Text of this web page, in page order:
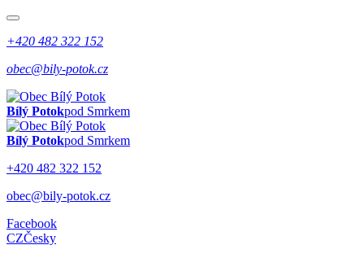
+420 482 322 152
obec@bily-potok.cz
Bílý Potokpod Smrkem
Bílý Potokpod Smrkem
+420 482 322 152
obec@bily-potok.cz
Facebook
CZČesky